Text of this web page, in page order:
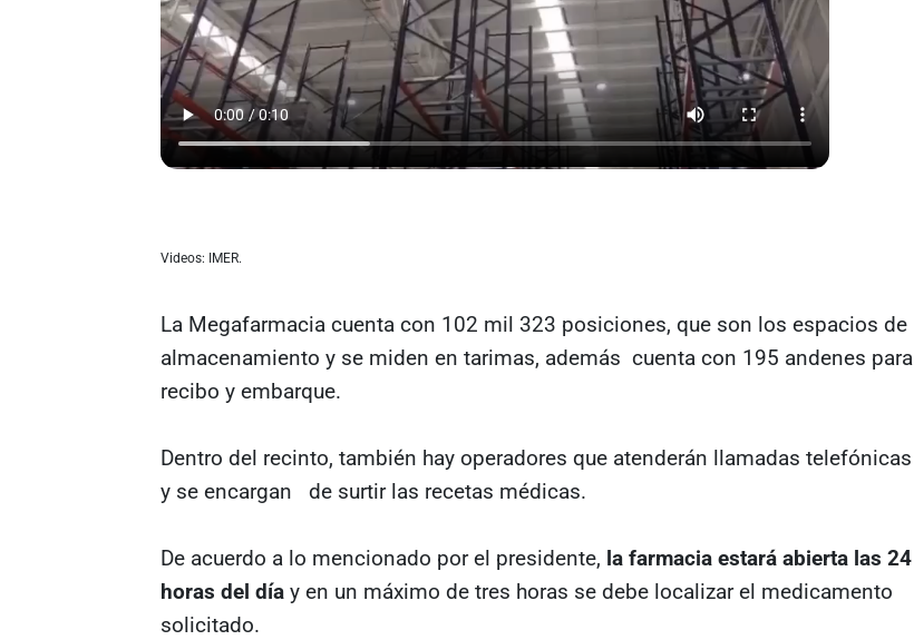
Videos: IMER.
La Megafarmacia cuenta con 102 mil 323 posiciones, que son los espacios de
almacenamiento y se miden en tarimas, además cuenta con 195 andenes para
recibo y embarque.
Dentro del recinto, también hay operadores que atenderán llamadas telefónicas
y se encargan de surtir las recetas médicas.
De acuerdo a lo mencionado por el presidente, la farmacia estará abierta las 24
horas del día y en un máximo de tres horas se debe localizar el medicamento
solicitado.